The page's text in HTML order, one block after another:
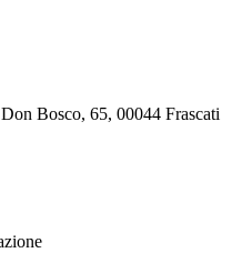
Bosco, 65, 00044 Frascati